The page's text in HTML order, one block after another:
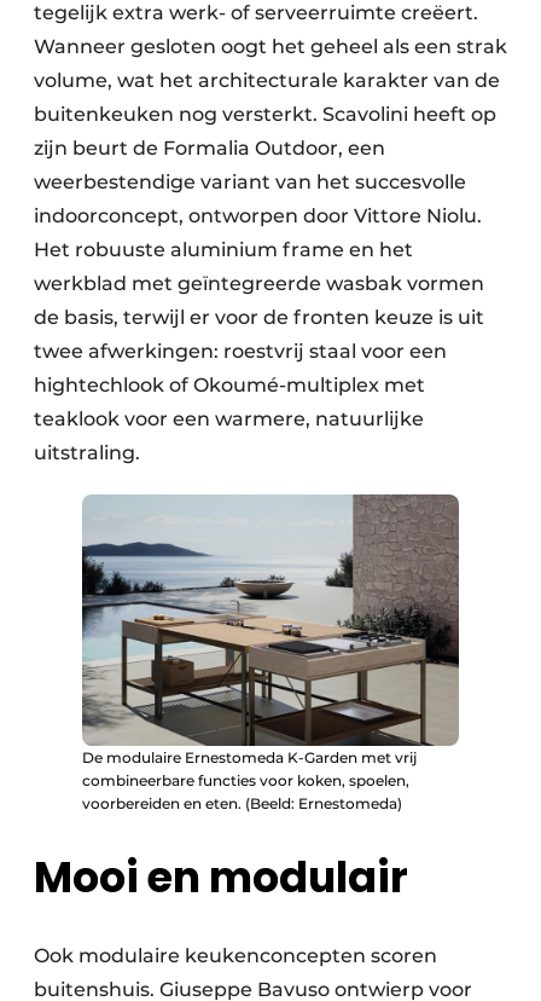
tegelijk extra werk- of serveerruimte creëert.
Wanneer gesloten oogt het geheel als een strak
volume, wat het architecturale karakter van de
buitenkeuken nog versterkt. Scavolini heeft op
zijn beurt de Formalia Outdoor, een
weerbestendige variant van het succesvolle
indoorconcept, ontworpen door Vittore Niolu.
Het robuuste aluminium frame en het
werkblad met geïntegreerde wasbak vormen
de basis, terwijl er voor de fronten keuze is uit
twee afwerkingen: roestvrij staal voor een
hightechlook of Okoumé-multiplex met
teaklook voor een warmere, natuurlijke
uitstraling.
De modulaire Ernestomeda K-Garden met vrij
combineerbare functies voor koken, spoelen,
voorbereiden en eten. (Beeld: Ernestomeda)
Mooi en modulair
Ook modulaire keukenconcepten scoren
buitens­huis. Giuseppe Bavuso ontwierp voor